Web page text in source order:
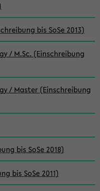
bis SoSe 2013)
/ M.Sc. (Einschreibung
/ Master (Einschreibung
bis SoSe 2018)
bis SoSe 2011)